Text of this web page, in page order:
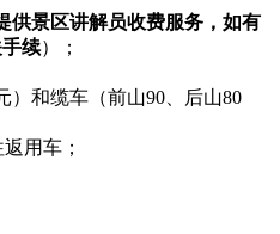
供景区讲解员收费服务，如有
续）；
）和缆车（前山90、后山80
用车；